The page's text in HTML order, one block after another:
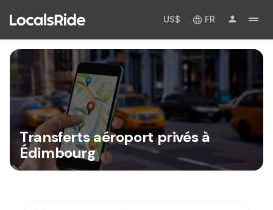
US$ FR
Transferts aéroport privés à
Édimbourg